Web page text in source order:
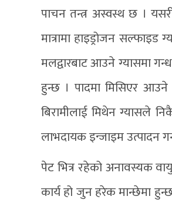
पाचन तन्त्र अस्वस्थ छ ।
मात्रामा हाइड्रोजन
मलद्वारबाट आउने ग्यासमा
हुन्छ । पादमा मिसिएर आउने
बिरामीलाई मिथेन ग्यासले
लाभदायक इन्जाइम उत्पादन
पेट भित्र रहेको अनावस्यक
कार्य हो जुन हरेक मान्छेमा